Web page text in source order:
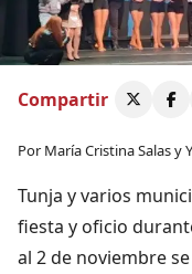
Compartir
Por María Cristina Salas y
Tunja y varios
fiesta y oficio
al 2 de noviembre